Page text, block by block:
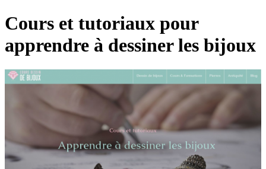
Cours et tutoriaux pour
apprendre à dessiner les bijoux